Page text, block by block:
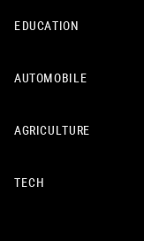
EDUCATION
AUTOMOBILE
AGRICULTURE
TECH